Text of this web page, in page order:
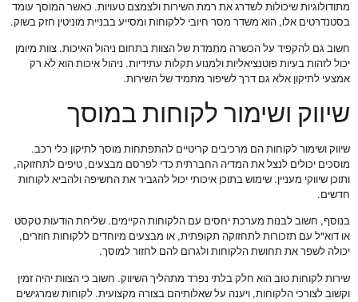
מתודולוגיות שיכולות לשדרג את רמת השירות ולצמצם טעויות. כאשר המוסך עומד
בסטנדרטים אלו, הוא משדר מסר חיובי ללקוחות ומסייע בבניית מוניטין חזק בשוק.
חשוב גם להקפיד על הכשרה מתמדת של הצוות בתחום ניהול האיכות. צוות מיומן
יכול לזהות בעיות פוטנציאליות ולמנוע תקלות עתידיות. ניהול איכות הוא לא רק
אמצעי לתיקון אלא גם דרך לשיפור מתמיד של השירות.
שיווק ושימור לקוחות במוסך
שיווק ושימור לקוחות הם מרכיבים קריטיים להתפתחות מוסך לתיקון כלי רכב.
מוסכים יכולים לנצל את המדיה החברתית כדי לפרסם מבצעים, טיפים לתחזוקה,
ותוכן שיווקי מעניין. שימוש בתוכן איכותי יכול להגביר את החשיפה ולהביא לקוחות
חדשים.
בנוסף, חשוב לבנות מערכת יחסים עם הלקוחות הקיימים. שליחת הודעות טקסט
או דוא"ל עם תזכורות לתחזוקה תקופתית, או מבצעים מיוחדים ללקוחות חוזרים,
יכולה לשפר את תחושת הלקוחות ולגרום להם לחזור למוסך.
שירות לקוחות טוב הוא חלק בלתי נפרד מתהליך השיווק. חשוב כי הצוות יהיה זמין
וקשוב לצורכי הלקוחות, ויענה על שאלותיהם בצורה מקצועית. לקוחות שמרגישים